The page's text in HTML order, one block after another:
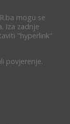
mogu se
Iza zadnje
"hyperlink"
povjerenje.